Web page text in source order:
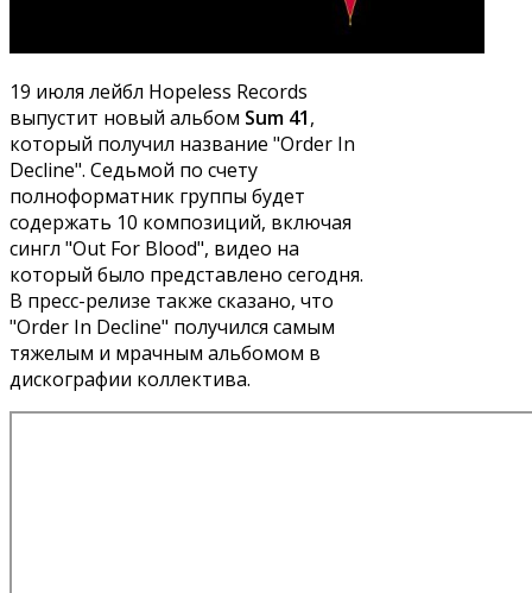
19 июля лейбл Hopeless Records
выпустит новый альбом Sum 41,
который получил название "Order In
Decline". Седьмой по счету
полноформатник группы будет
содержать 10 композиций, включая
сингл "Out For Blood", видео на
который было представлено сегодня.
В пресс-релизе также сказано, что
"Order In Decline" получился самым
тяжелым и мрачным альбомом в
дискографии коллектива.